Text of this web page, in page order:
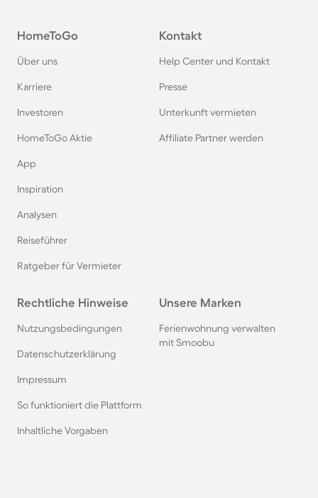
Chalets und Hütten im Sauerland
Hütten und Chalets im Montafon
Chalets und Hütten in Schladming
Chalets und Hütten in Zell am See
Chalets und Hütten in Kitzbühel
Chalets und Hütten in Brandenburg
HomeToGo
Über uns
Karriere
Investoren
HomeToGo Aktie
App
Inspiration
Analysen
Reiseführer
Ratgeber für Vermieter
Kontakt
Help Center und Kontakt
Presse
Unterkunft vermieten
Affiliate Partner werden
Rechtliche Hinweise
Nutzungsbedingungen
Datenschutzerklärung
Impressum
So funktioniert die Plattform
Inhaltliche Vorgaben
Unsere Marken
Ferienwohnung verwalten
mit Smoobu